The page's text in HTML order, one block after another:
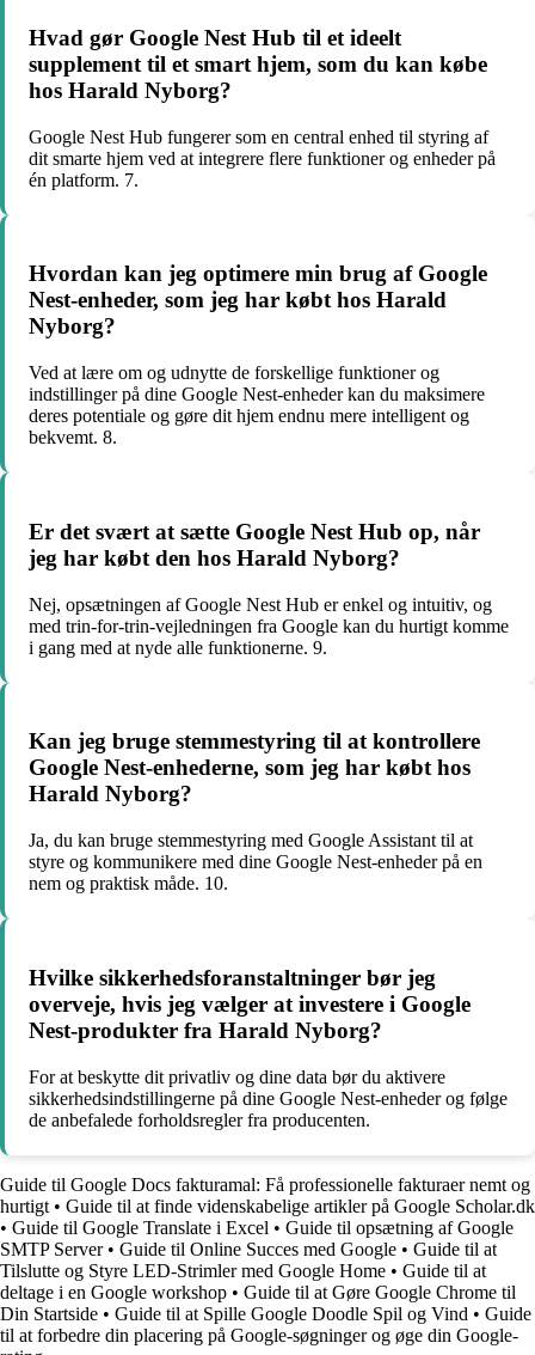
Hvad gør Google Nest Hub til et ideelt
supplement til et smart hjem, som du kan købe
hos Harald Nyborg?
Google Nest Hub fungerer som en central enhed til styring af
dit smarte hjem ved at integrere flere funktioner og enheder på
én platform. 7.
Hvordan kan jeg optimere min brug af Google
Nest-enheder, som jeg har købt hos Harald
Nyborg?
Ved at lære om og udnytte de forskellige funktioner og
indstillinger på dine Google Nest-enheder kan du maksimere
deres potentiale og gøre dit hjem endnu mere intelligent og
bekvemt. 8.
Er det svært at sætte Google Nest Hub op, når
jeg har købt den hos Harald Nyborg?
Nej, opsætningen af Google Nest Hub er enkel og intuitiv, og
med trin-for-trin-vejledningen fra Google kan du hurtigt komme
i gang med at nyde alle funktionerne. 9.
Kan jeg bruge stemmestyring til at kontrollere
Google Nest-enhederne, som jeg har købt hos
Harald Nyborg?
Ja, du kan bruge stemmestyring med Google Assistant til at
styre og kommunikere med dine Google Nest-enheder på en
nem og praktisk måde. 10.
Hvilke sikkerhedsforanstaltninger bør jeg
overveje, hvis jeg vælger at investere i Google
Nest-produkter fra Harald Nyborg?
For at beskytte dit privatliv og dine data bør du aktivere
sikkerhedsindstillingerne på dine Google Nest-enheder og følge
de anbefalede forholdsregler fra producenten.
Guide til Google Docs fakturamal: Få professionelle fakturaer nemt og
hurtigt • Guide til at finde videnskabelige artikler på Google Scholar.dk
• Guide til Google Translate i Excel • Guide til opsætning af Google
SMTP Server• Guide til Online Succes med Google • Guide til at
Tilslutte og Styre LED-Strimler med Google Home • Guide til at
deltage i en Google workshop • Guide til at Gøre Google Chrome til
Din Startside • Guide til at Spille Google Doodle Spil og Vind • Guide
til at forbedre din placering på Google-søgninger og øge din Google-